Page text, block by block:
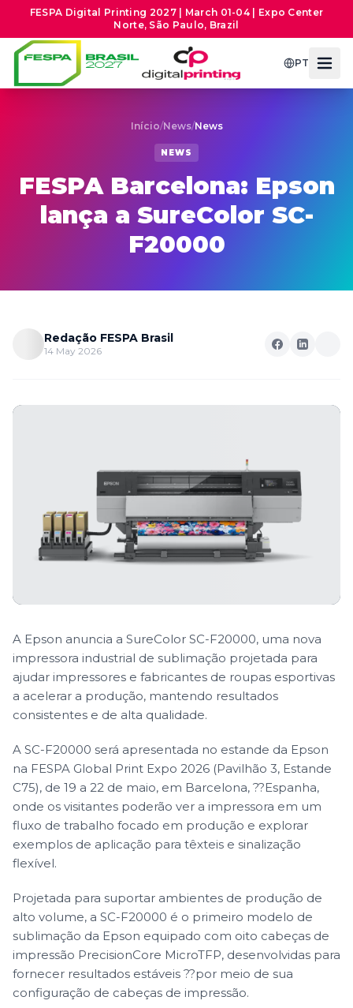
FESPA Digital Printing 2027 | March 01-04 | Expo Center
Norte, São Paulo, Brazil
PT
Início/News/News
NEWS
FESPA Barcelona: Epson
lança a SureColor SC-
F20000
Redação FESPA Brasil
14 May 2026
A Epson anuncia a SureColor SC-F20000, uma nova
impressora industrial de sublimação projetada para
ajudar impressores e fabricantes de roupas esportivas
a acelerar a produção, mantendo resultados
consistentes e de alta qualidade.
A SC-F20000 será apresentada no estande da Epson
na FESPA Global Print Expo 2026 (Pavilhão 3, Estande
C75), de 19 a 22 de maio, em Barcelona, ??Espanha,
onde os visitantes poderão ver a impressora em um
fluxo de trabalho focado em produção e explorar
exemplos de aplicação para têxteis e sinalização
flexível.
Projetada para suportar ambientes de produção de
alto volume, a SC-F20000 é o primeiro modelo de
sublimação da Epson equipado com oito cabeças de
impressão PrecisionCore MicroTFP, desenvolvidas para
fornecer resultados estáveis ??por meio de sua
configuração de cabeças de impressão.